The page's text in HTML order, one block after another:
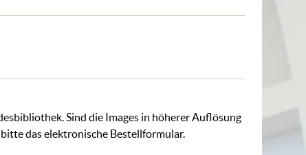
Sind die Images in höherer Auflösung
bitte daselektronische Bestellformular.